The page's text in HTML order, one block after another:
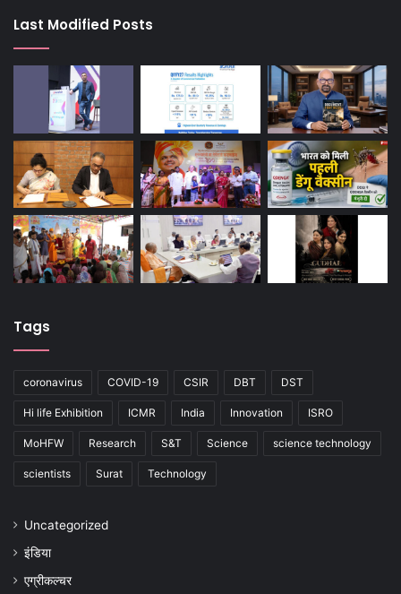
Last Modified Posts
Tags
coronavirus COVID-19 CSIR DBT DST
Hi life Exhibition ICMR India Innovation ISRO
MoHFW Research S&T Science science technology
scientists Surat Technology
Uncategorized
इंडिया
एग्रीकल्चर